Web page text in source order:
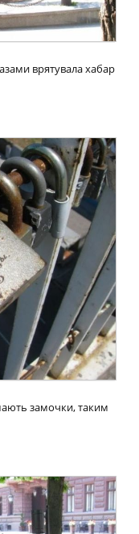
врятувала хабар
замочки, таким